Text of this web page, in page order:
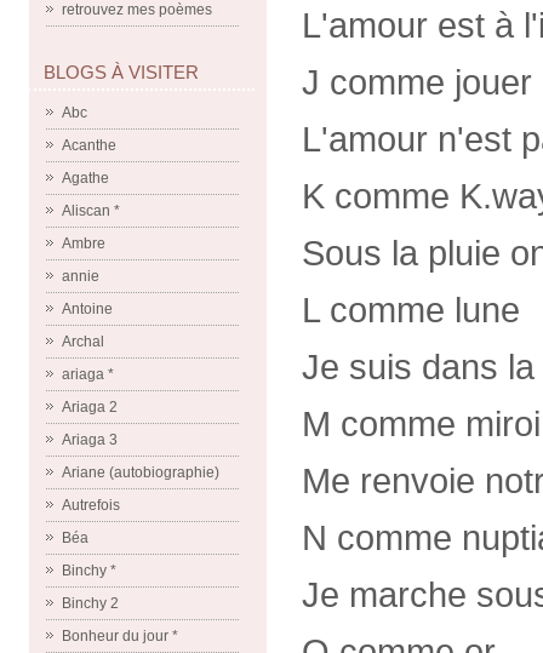
retrouvez mes poèmes
BLOGS À VISITER
Abc
Acanthe
Agathe
Aliscan *
Ambre
annie
Antoine
Archal
ariaga *
Ariaga 2
Ariaga 3
Ariane (autobiographie)
Autrefois
Béa
Binchy *
Binchy 2
Bonheur du jour *
L'amour est à
J comme jouer
L'amour n'est
K comme
Sous la pluie
L comme lune
Je suis dans la
M comme
Me renvoie
N comme
Je marche